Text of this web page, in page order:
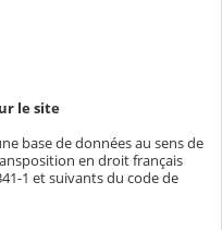
le site
base de données au sens de
en droit français
1 et suivants du code de